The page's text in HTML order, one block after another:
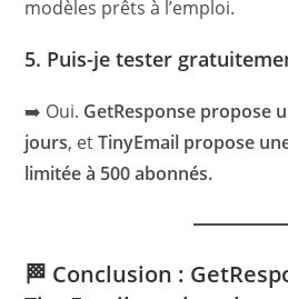
modèles prêts à l’emploi.
5. Puis-je tester
➡️ Oui. GetResponse propose
jours, etTinyEmail propose
limitée à 500 abonnés.
🏁 Conclusion :